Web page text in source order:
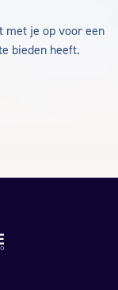
met je op voor een
bieden heeft.